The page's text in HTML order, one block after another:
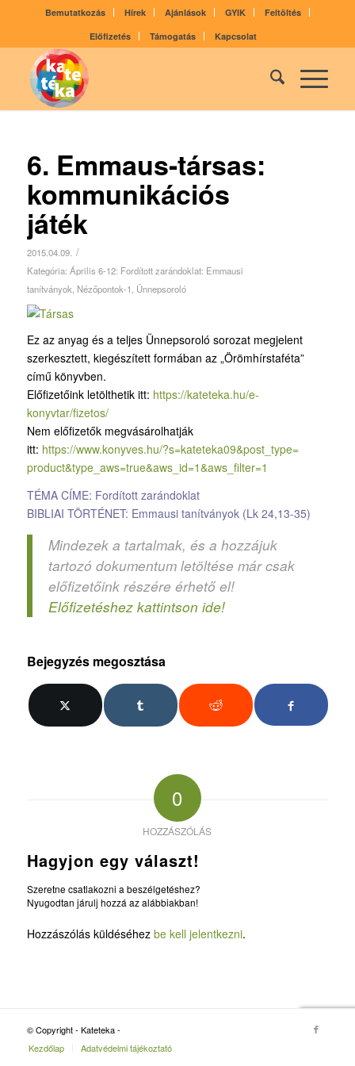
Bemutatkozás Hírek Ajánlások GYIK
Feltöltés
Előfizetés
Támogatás Kapcsolat
6. Emmaus-társas:
kommunikációs
játék
2015.04.09. /
Kategória: Április 6-12: Fordított zarándoklat: Emmausi
tanítványok Nézőpontok-1 Ünnepsoroló
Ez az anyag és a teljes Ünnepsoroló sorozat megjelent
szerkesztett, kiegészített formában az „Örömhírstaféta”
című könyvben.
Előfizetőink letölthetik itt: https://kateteka.hu/e-
konyvtar/fizetos/
Nem előfizetők megvásárolhatják
itt: https://www.konyves.hu/?s=kateteka09&post_type=
product&type_aws=true&aws_id=1&aws_filter=1
TÉMA CÍME: Fordított zarándoklat
BIBLIAI TÖRTÉNET: Emmausi tanítványok (Lk 24,13-35)
Mindezek a tartalmak, és a hozzájuk
tartozó dokumentum letöltése már csak
előfizetőink részére érhető el!
Előfizetéshez kattintson ide!
Bejegyzés megosztása
0
HOZZÁSZÓLÁS
Hagyjon egy választ!
Szeretne csatlakozni a beszélgetéshez?
Nyugodtan járulj hozzá az alábbiakban!
Hozzászólás küldéséhez be kell jelentkezni.
© Copyright - Kateteka -
Kezdőlap
Adatvédelmi tájékoztató